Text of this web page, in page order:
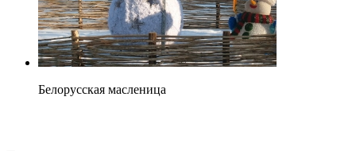
Белорусская масленица